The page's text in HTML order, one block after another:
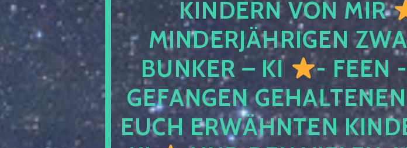
KINDERN VON MIR
MINDERJÄHRIGEN
BUNKER – KI
- FEEN
GEFANGEN
EUCH ERWÄHNTEN